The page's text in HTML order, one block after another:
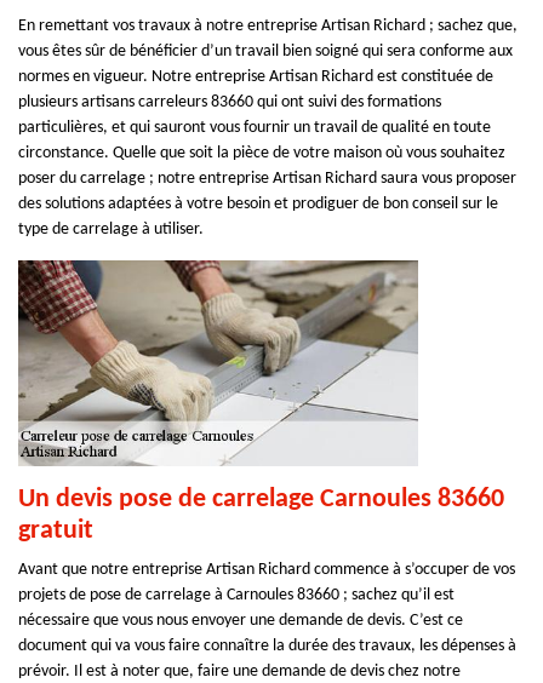
En remettant vos travaux à notre entreprise Artisan Richard ; sachez que,
vous êtes sûr de bénéficier d’un travail bien soigné qui sera conforme aux
normes en vigueur. Notre entreprise Artisan Richard est constituée de
plusieurs artisans carreleurs 83660 qui ont suivi des formations
particulières, et qui sauront vous fournir un travail de qualité en toute
circonstance. Quelle que soit la pièce de votre maison où vous souhaitez
poser du carrelage ; notre entreprise Artisan Richard saura vous proposer
des solutions adaptées à votre besoin et prodiguer de bon conseil sur le
type de carrelage à utiliser.
Un devis pose de carrelage Carnoules 83660
gratuit
Avant que notre entreprise Artisan Richard commence à s’occuper de vos
projets de pose de carrelage à Carnoules 83660 ; sachez qu’il est
nécessaire que vous nous envoyer une demande de devis. C’est ce
document qui va vous faire connaître la durée des travaux, les dépenses à
prévoir. Il est à noter que, faire une demande de devis chez notre